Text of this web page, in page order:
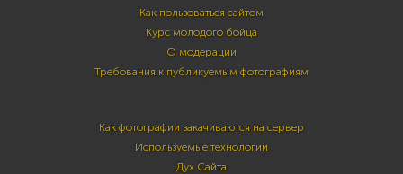
Как пользоваться сайтом
Курс молодого бойца
О модерации
Требования к публикуемым фотографиям
Как фотографии закачиваются на сервер
Используемые технологии
Дух Сайта